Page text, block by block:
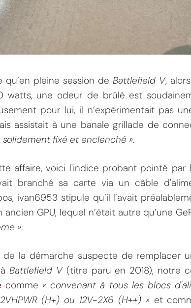
qu’en pleine session de Battlefield V,
une odeur de brûlé est
pour lui, il n’expérimentait pas
assistait à une banale grillade de
solidement fixé et enclenché ».
affaire, voici l'indice probant pointé par
branché sa carte via un câble
ivan6953 stipule qu’il l’avait
GPU, lequel n’était autre qu’une
».
de la démarche suspecte de remplacer
Battlefield V(titre paru en 2018), notre
comme « convenant à tous les blocs
(H+) ou 12V-2X6 (H++) »et